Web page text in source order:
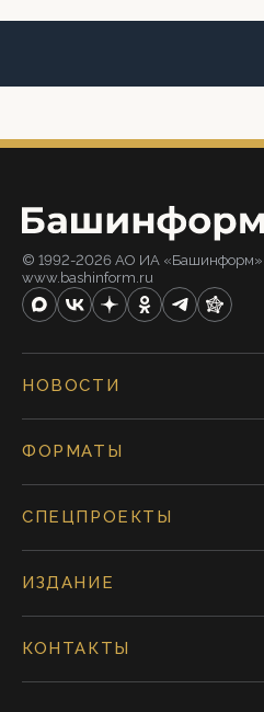
© 1992-2026 АО ИА «Башинформ».
www.bashinform.ru
НОВОСТИ
ФОРМАТЫ
СПЕЦПРОЕКТЫ
ИЗДАНИЕ
КОНТАКТЫ